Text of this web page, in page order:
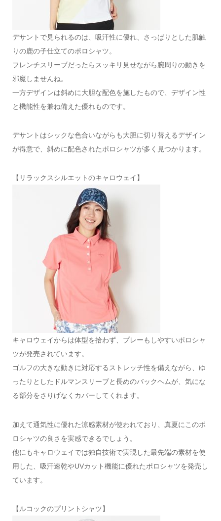
デサントで見られるのは、吸汗性に優れ、さっぱりとした肌触
りの鹿の子仕立てのポロシャツ。
フレンチスリーブだったらスッキリ見せながら腕周りの動きを
邪魔しませんね。
一方デザインは斜めに大胆な配色を施したもので、デザイン性
と機能性を兼ね備えた優れものです。
デサントはシックな色合いながらも大胆に切り替えるデザイン
が得意で、斜めに配色されたポロシャツが多く見つかります。
【リラックスシルエットのキャロウェイ】
キャロウェイからは体型を拾わず、プレーもしやすいポロシャ
ツが発売されています。
ゴルフの大きな動きに対応するストレッチ性を備えながら、ゆ
ったりとしたドルマンスリーブと長めのバックヘムが、気にな
る部分をさりげなくカバーしてくれます。
加えて通気性に優れた涼感素材が使われており、真夏にこのポ
ロシャツの良さを実感できるでしょう。
他にもキャロウェイでは独自技術で実現した最先端の素材を使
用した、吸汗速乾やUVカット機能に優れたポロシャツを発売し
ています。
【ルコックのプリントシャツ】